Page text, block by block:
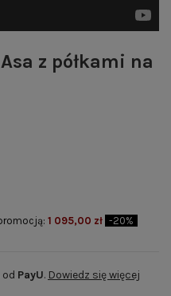
z półkami na
1 095,00 zł -20%
PayU. Dowiedz się więcej